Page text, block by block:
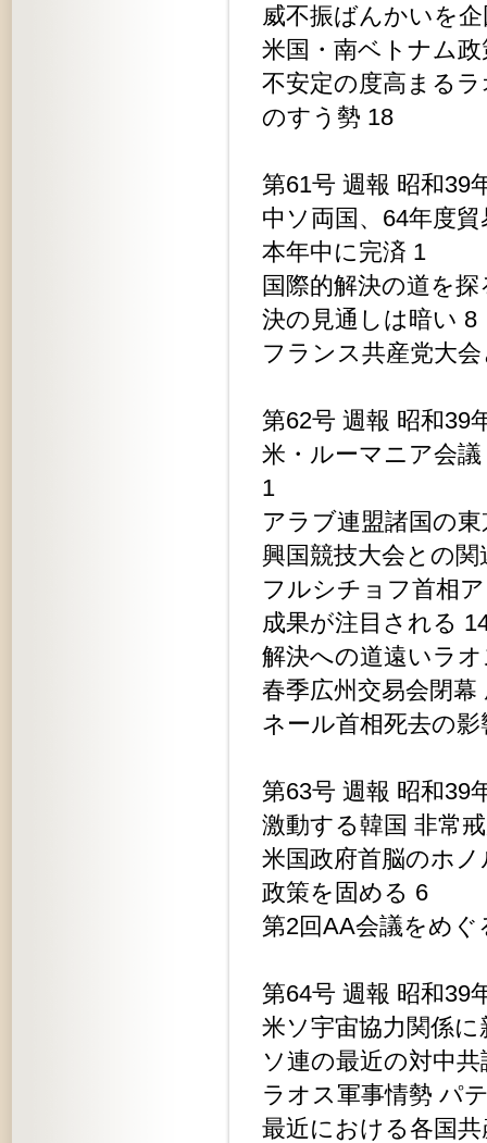
威不振ばんかいを
米国・南ベトナム
不安定の度高まる
のすう勢 18
第61号 週報 昭和39
中ソ両国、64年度
本年中に完済 1
国際的解決の道を
決の見通しは暗い 8
フランス共産党大
第62号 週報 昭和39
米・ルーマニア会
1
アラブ連盟諸国の
興国競技大会との関
フルシチョフ首相
成果が注目される
解決への道遠いラ
春季広州交易会閉
ネール首相死去の
第63号 週報 昭和39
激動する韓国 非常
米国政府首脳のホ
政策を固める 6
第2回AA会議をめ
第64号 週報 昭和39
米ソ宇宙協力関係
ソ連の最近の対中
ラオス軍事情勢 パ
最近における各国